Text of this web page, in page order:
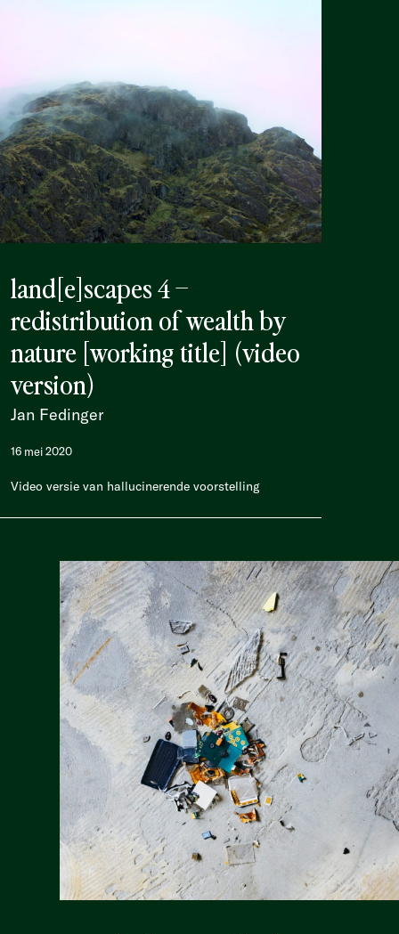
land[e]scapes 4 –
redistribution of wealth by
nature [working title] (video
version)
Jan Fedinger
16 mei 2020
Video versie van hallucinerende voorstelling